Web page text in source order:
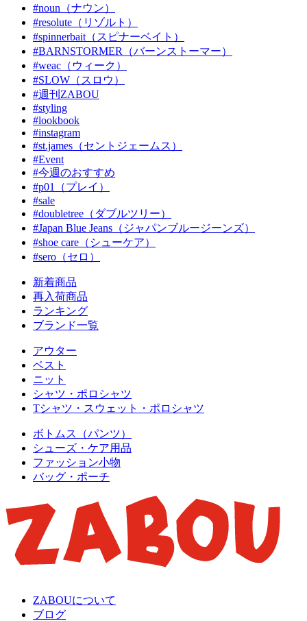
#noun（ナウン）
#resolute（リゾルト）
#spinnerbait（スピナーベイト）
#BARNSTORMER（バーンストーマー）
#weac（ウィーク）
#SLOW（スロウ）
#週刊ZABOU
#styling
#lookbook
#instagram
#st.james（セントジェームス）
#Event
#今週のおすすめ
#p01（プレイ）
#sale
#doubletree（ダブルツリー）
#Japan Blue Jeans（ジャパンブルージーンズ）
#shoe care（シューケア）
#sero（セロ）
新着商品
再入荷商品
ランキング
ブランド一覧
アウター
ベスト
ニット
シャツ・ポロシャツ
Tシャツ・スウェット・ポロシャツ
ボトムス（パンツ）
シューズ・ケア用品
ファッション小物
バッグ・ポーチ
ZABOUについて
ブログ